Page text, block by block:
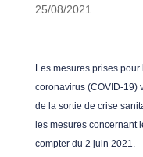
25/08/2021
Les mesures prises
coronavirus (COVID-19)
de la sortie de crise
les mesures concernant
compter du 2 juin 2021.